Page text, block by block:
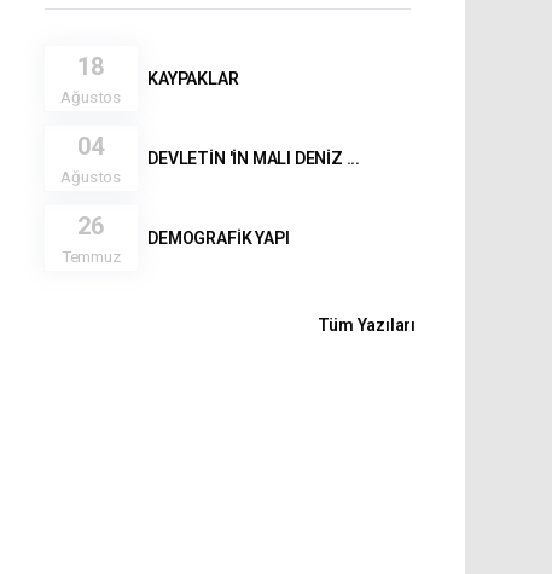
18
Ağustos
KAYPAKLAR
04
Ağustos
DEVLETİN 'İN MALI DENİZ ...
26
Temmuz
DEMOGRAFİK YAPI
Tüm Yazıları